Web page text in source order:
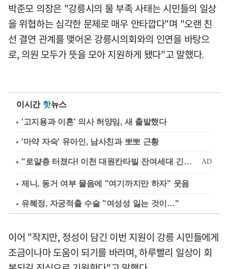
박준모 의장은 "강릉시의 물 부족 사태는 시민들의 일상
을 위협하는 심각한 문제로 매우 안타깝다"며 "오랜 친
선 결연 관계를 맺어온 강릉시의회와의 인연을 바탕으
로, 의원 모두가 뜻을 모아 지원하게 됐다"고 말했다.
이시간 핫뉴스
'고지용과 이혼' 의사 허양임, 새 출발했다
'마약 자숙' 유아인, 남사친과 뽀뽀 근황
제니, 동거 여부 물음에 "여기까지만 하자" 웃음
유혜정, 자궁적출 수술 "여성성 잃는 것이…"
이어 "작지만, 정성이 담긴 이번 지원이 강릉 시민들에게
조금이나마 도움이 되기를 바라며, 하루빨리 일상이 회